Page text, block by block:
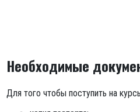
Необходимые
Для того чтобы поступить на